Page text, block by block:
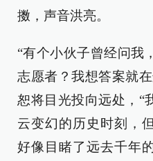
擞，声音洪亮。
“有个小伙子曾经问我
志愿者？我想答案就
恕将目光投向远处，“
云变幻的历史时刻，
好像目睹了远去千年